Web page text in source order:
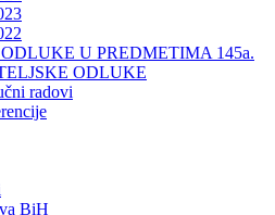
U PREDMETIMA 145a.
ODLUKE
radovi
BiH